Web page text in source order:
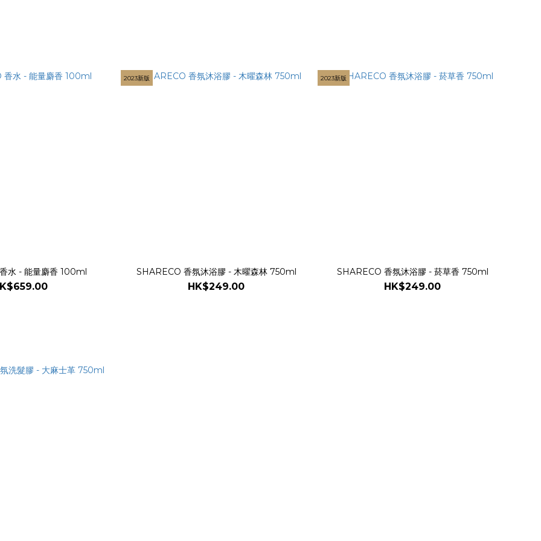
水 - 能量麝香 100ml
2023新版
SHARECO 香氛沐浴膠 - 木曜森林 750ml
HK$249.00
2023新版
SHARECO 香氛沐浴膠 - 菸草香 750ml
HK$249.00